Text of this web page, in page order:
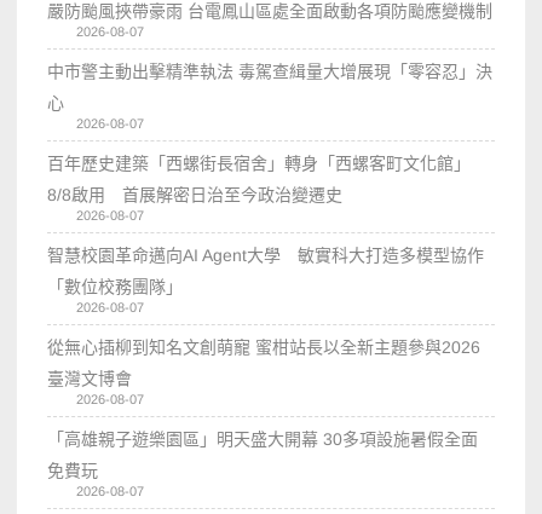
嚴防颱風挾帶豪雨 台電鳳山區處全面啟動各項防颱應變機制
2026-08-07
中市警主動出擊精準執法 毒駕查緝量大增展現「零容忍」決
心
2026-08-07
百年歷史建築「西螺街長宿舍」轉身「西螺客町文化館」
8/8啟用 首展解密日治至今政治變遷史
2026-08-07
智慧校園革命邁向AI Agent大學 敏實科大打造多模型協作
「數位校務團隊」
2026-08-07
從無心插柳到知名文創萌寵 蜜柑站長以全新主題參與2026
臺灣文博會
2026-08-07
「高雄親子遊樂園區」明天盛大開幕 30多項設施暑假全面
免費玩
2026-08-07